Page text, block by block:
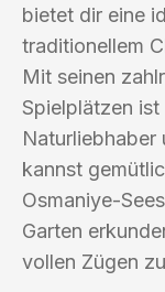
bietet dir eine
traditionellem
Mit seinen
Spielplätzen
Naturliebhaber
kannst
Osmaniye-
Garten
vollen Zügen